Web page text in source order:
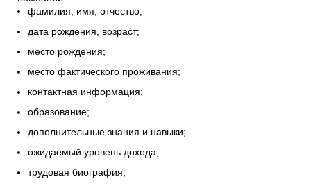
фамилия, имя, отчество;
дата рождения, возраст;
место рождения;
место фактического проживания;
контактная информация;
образование;
дополнительные знания и навыки;
ожидаемый уровень дохода;
трудовая биография;